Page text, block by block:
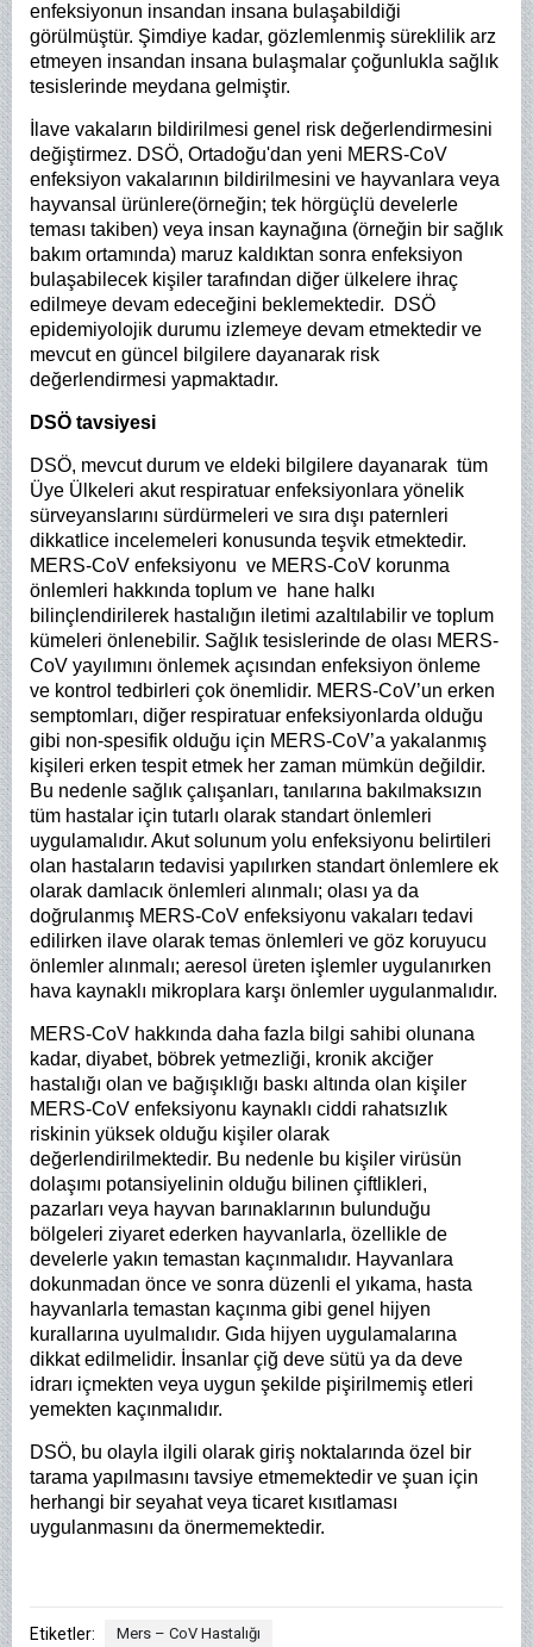
enfeksiyonun insandan insana bulaşabildiği
görülmüştür. Şimdiye kadar, gözlemlenmiş süreklilik arz
etmeyen insandan insana bulaşmalar çoğunlukla sağlık
tesislerinde meydana gelmiştir.
İlave vakaların bildirilmesi genel risk değerlendirmesini
değiştirmez. DSÖ, Ortadoğu'dan yeni MERS-CoV
enfeksiyon vakalarının bildirilmesini ve hayvanlara veya
hayvansal ürünlere(örneğin; tek hörgüçlü develerle
teması takiben) veya insan kaynağına (örneğin bir sağlık
bakım ortamında) maruz kaldıktan sonra enfeksiyon
bulaşabilecek kişiler tarafından diğer ülkelere ihraç
edilmeye devam edeceğini beklemektedir. DSÖ
epidemiyolojik durumu izlemeye devam etmektedir ve
mevcut en güncel bilgilere dayanarak risk
değerlendirmesi yapmaktadır.
DSÖ tavsiyesi
DSÖ, mevcut durum ve eldeki bilgilere dayanarak tüm
Üye Ülkeleri akut respiratuar enfeksiyonlara yönelik
sürveyanslarını sürdürmeleri ve sıra dışı paternleri
dikkatlice incelemeleri konusunda teşvik etmektedir.
MERS-CoV enfeksiyonu ve MERS-CoV korunma
önlemleri hakkında toplum ve hane halkı
bilinçlendirilerek hastalığın iletimi azaltılabilir ve toplum
kümeleri önlenebilir. Sağlık tesislerinde de olası MERS-
CoV yayılımını önlemek açısından enfeksiyon önleme
ve kontrol tedbirleri çok önemlidir. MERS-CoV’un erken
semptomları, diğer respiratuar enfeksiyonlarda olduğu
gibi non-spesifik olduğu için MERS-CoV’a yakalanmış
kişileri erken tespit etmek her zaman mümkün değildir.
Bu nedenle sağlık çalışanları, tanılarına bakılmaksızın
tüm hastalar için tutarlı olarak standart önlemleri
uygulamalıdır. Akut solunum yolu enfeksiyonu belirtileri
olan hastaların tedavisi yapılırken standart önlemlere ek
olarak damlacık önlemleri alınmalı; olası ya da
doğrulanmış MERS-CoV enfeksiyonu vakaları tedavi
edilirken ilave olarak temas önlemleri ve göz koruyucu
önlemler alınmalı; aeresol üreten işlemler uygulanırken
hava kaynaklı mikroplara karşı önlemler uygulanmalıdır.
MERS-CoV hakkında daha fazla bilgi sahibi olunana
kadar, diyabet, böbrek yetmezliği, kronik akciğer
hastalığı olan ve bağışıklığı baskı altında olan kişiler
MERS-CoV enfeksiyonu kaynaklı ciddi rahatsızlık
riskinin yüksek olduğu kişiler olarak
değerlendirilmektedir. Bu nedenle bu kişiler virüsün
dolaşımı potansiyelinin olduğu bilinen çiftlikleri,
pazarları veya hayvan barınaklarının bulunduğu
bölgeleri ziyaret ederken hayvanlarla, özellikle de
develerle yakın temastan kaçınmalıdır. Hayvanlara
dokunmadan önce ve sonra düzenli el yıkama, hasta
hayvanlarla temastan kaçınma gibi genel hijyen
kurallarına uyulmalıdır. Gıda hijyen uygulamalarına
dikkat edilmelidir. İnsanlar çiğ deve sütü ya da deve
idrarı içmekten veya uygun şekilde pişirilmemiş etleri
yemekten kaçınmalıdır.
DSÖ, bu olayla ilgili olarak giriş noktalarında özel bir
tarama yapılmasını tavsiye etmemektedir ve şuan için
herhangi bir seyahat veya ticaret kısıtlaması
uygulanmasını da önermemektedir.
Etiketler: Mers – CoV Hastalığı